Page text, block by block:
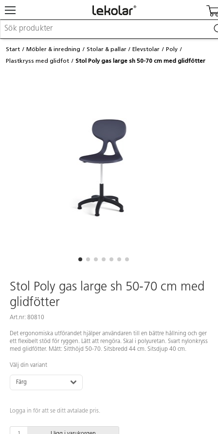
Möbler & inredning
Lekplatsutrustning & utemiljö
Start Möbler & inredning Stolar & pallar Elevstolar
Poly
Plastkryss med glidfot
Stol Poly gas large sh 50-70 cm med glidfötter
Stol Poly gas large sh 50-70 cm med
glidfötter
Art.nr: 80810
Det ergonomiska utförandet hjälper användaren till en bättre hållning och ger
ett flexibelt stöd för ryggen. Lätt att rengöra. Skal i polyuretan. Svart nylonkryss
med glidfötter. Mått: Sitthöjd 50-70. Sitsbredd 44 cm. Sitsdjup 40 cm.
Välj din variant
Färg
Logga in för att se ditt avtalade pris.